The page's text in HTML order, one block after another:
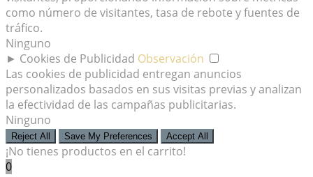
como número de visitantes, tasa de rebote y fuentes de
tráfico.
Ninguno
► Cookies de Publicidad Observación
Las cookies de publicidad entregan anuncios
personalizados basados en sus visitas previas y analizan
la efectividad de las campañas publicitarias.
Ninguno
Reject All Save My Preferences Accept All
¡No tienes productos en el carrito!
0